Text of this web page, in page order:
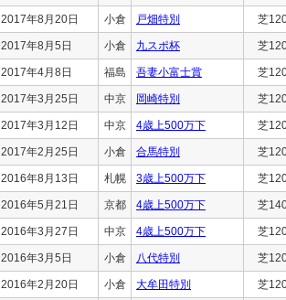
2017年8月20日 小倉 戸畑特別 芝
2017年8月5日 小倉 九スポ杯 芝
2017年4月8日 福島 吾妻小富士賞 芝
2017年3月25日 中京 岡崎特別 芝
2017年3月12日 中京 4歳上500万下 芝
2017年2月25日 小倉 合馬特別 芝
2016年8月13日 札幌 3歳上500万下 芝
2016年5月21日 京都 4歳上500万下 芝
2016年3月27日 中京 4歳上500万下 芝
2016年3月5日 小倉 八代特別 芝
2016年2月20日 小倉 大牟田特別 芝